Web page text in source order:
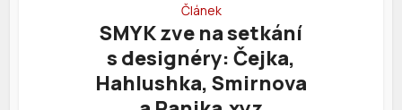
Článek
SMYK zve na setkání
s designéry: Čejka,
Hahlushka, Smirnova